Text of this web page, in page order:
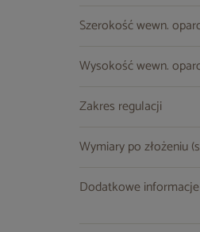
Szerokość wewn.
Wysokość wewn.
Zakres regulacji
Wymiary po złożeniu
Dodatkowe informacje